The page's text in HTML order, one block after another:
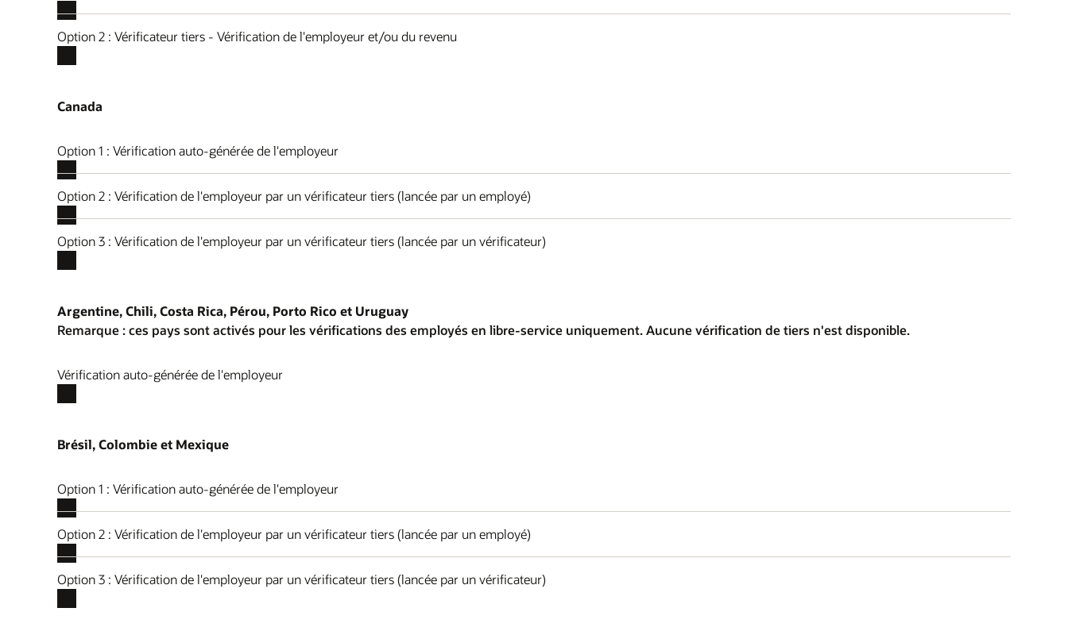
Option 2 : Vérificateur tiers - Vérification de l'employeur et/ou du revenu
Canada
Option 1 : Vérification auto-générée de l'employeur
Option 2 : Vérification de l'employeur par un vérificateur tiers (lancée par un employé)
Option 3 : Vérification de l'employeur par un vérificateur tiers (lancée par un vérificateur)
Argentine, Chili, Costa Rica, Pérou, Porto Rico et Uruguay
Remarque : ces pays sont activés pour les vérifications des employés en libre-service uniquement. Aucune vérification de tiers n'est disponible.
Vérification auto-générée de l'employeur
Brésil, Colombie et Mexique
Option 1 : Vérification auto-générée de l'employeur
Option 2 : Vérification de l'employeur par un vérificateur tiers (lancée par un employé)
Option 3 : Vérification de l'employeur par un vérificateur tiers (lancée par un vérificateur)